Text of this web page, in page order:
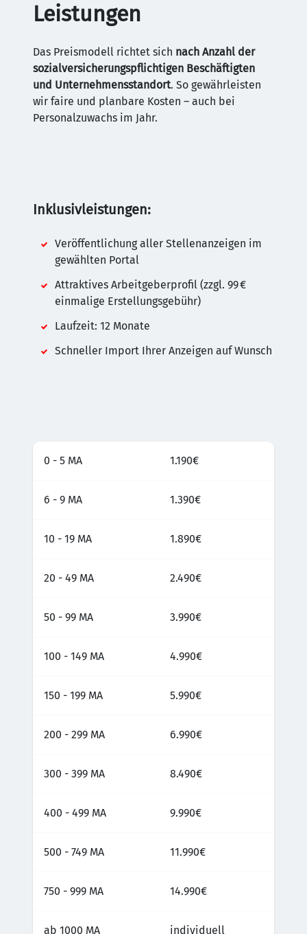
Leistungen
Das Preismodell richtet sich nach Anzahl der
sozialversicherungspflichtigen Beschäftigten
und Unternehmensstandort. So gewährleisten
wir faire und planbare Kosten – auch bei
Personalzuwachs im Jahr.
Inklusivleistungen:
Veröffentlichung aller Stellenanzeigen im
gewählten Portal
Attraktives Arbeitgeberprofil (zzgl. 99 €
einmalige Erstellungsgebühr)
Laufzeit: 12 Monate
Schneller Import Ihrer Anzeigen auf Wunsch
0 - 5 MA 1.190€
6 - 9 MA 1.390€
10 - 19 MA 1.890€
20 - 49 MA 2.490€
50 - 99 MA 3.990€
100 - 149 MA 4.990€
150 - 199 MA 5.990€
200 - 299 MA 6.990€
300 - 399 MA 8.490€
400 - 499 MA 9.990€
500 - 749 MA 11.990€
750 - 999 MA 14.990€
ab 1000 MA individuell